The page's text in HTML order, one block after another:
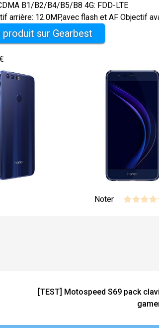
B1/B2/B4/B5/B8 4G: FDD-LTE
12.0MP,avec flash et AF Objectif
sur Gearbest
Noter
[TEST] Motospeed S69 pack